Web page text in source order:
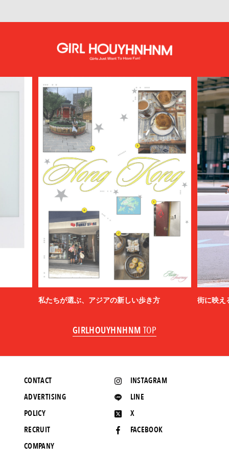
私たちが選ぶ、アジアの新しい歩き方 街に映え
GIRLHOUYHNHNM TOP
INSTAGRAM
LINE
X
FACEBOOK
CONTACT
ADVERTISING
POLICY
RECRUIT
COMPANY